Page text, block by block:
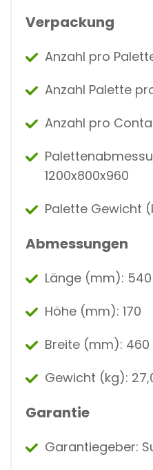
Verpackung
Anzahl pro
Anzahl Palette
Anzahl pro
1200x800x960
Palette Gewicht
Abmessungen
Länge (mm): 540
Höhe (mm): 170
Breite (mm): 460
Gewicht (kg):
Garantie
Garantiegeber: